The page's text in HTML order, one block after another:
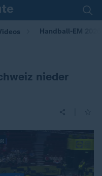
Handball-EM
nieder